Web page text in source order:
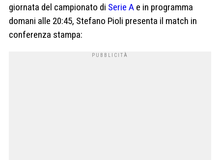
giornata del campionato di Serie A e in programma
domani alle 20:45, Stefano Pioli presenta il match in
conferenza stampa: